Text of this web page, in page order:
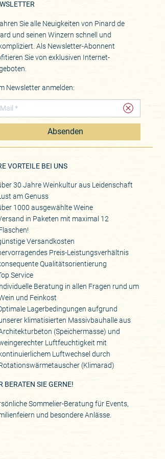
des
Sie alle Neuigkeiten von Pinard de
und seinen Winzern schnell und
Als Newsletter-Abonnent
Sie von exklusiven Internet-
Newsletter anmelden:
Absenden
VORTEILE BEI UNS
30 Jahre Weinkultur aus Leidenschaft
am Genuss
1000 ausgewählte Weine
in Paketen mit maximal 12
Versandkosten
Preis-Leistungsverhältnis
Qualitätsorientierung
Service
Beratung in allen Fragen rund um
und Feinkost
Lagerbedingungen aufgrund
klimatisierten Massivbauhalle aus
(Speichermasse) und
Luftfeuchtigkeit mit
kontinuierlichem Luftwechsel durch
(Klimarad)
BERATEN SIE GERNE!
Sommelier-Beratung für Events,
und besondere Anlässe.